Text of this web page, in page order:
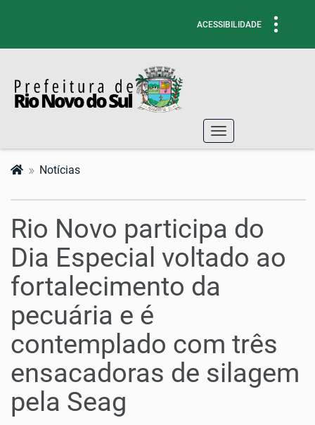
Toggle
ACESSIBILIDADE
Toggle
navigation
Notícias
Rio Novo participa do
Dia Especial voltado ao
fortalecimento da
pecuária e é
contemplado com três
ensacadoras de silagem
pela Seag